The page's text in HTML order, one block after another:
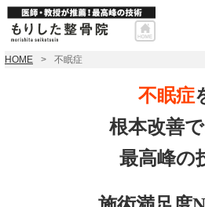
HOME 不眠症
不眠症
根本改善
最高峰の